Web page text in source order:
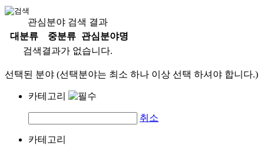
관심분야 검색 결과
대분류
중분류
관심분야명
검색결과가 없습니다.
선택된 분야 (선택분야는 최소 하나 이상 선택 하셔야 합니다.)
카테고리
취소
카테고리